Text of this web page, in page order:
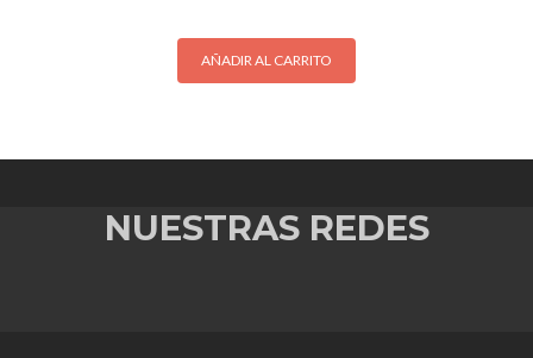
was:
$1,590.00.
is:
$1,090.00.
AÑADIR AL CARRITO
NUESTRAS REDES